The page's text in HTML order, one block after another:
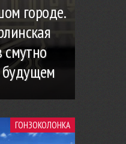
городе.
смутно
ГОНЗОКОЛОНКА